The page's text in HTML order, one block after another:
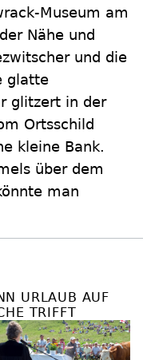
Museum am
Nähe und
und die
glatte
glitzert in der
Ortsschild
kleine Bank.
über dem
man
URLAUB AUF
TRIFFT